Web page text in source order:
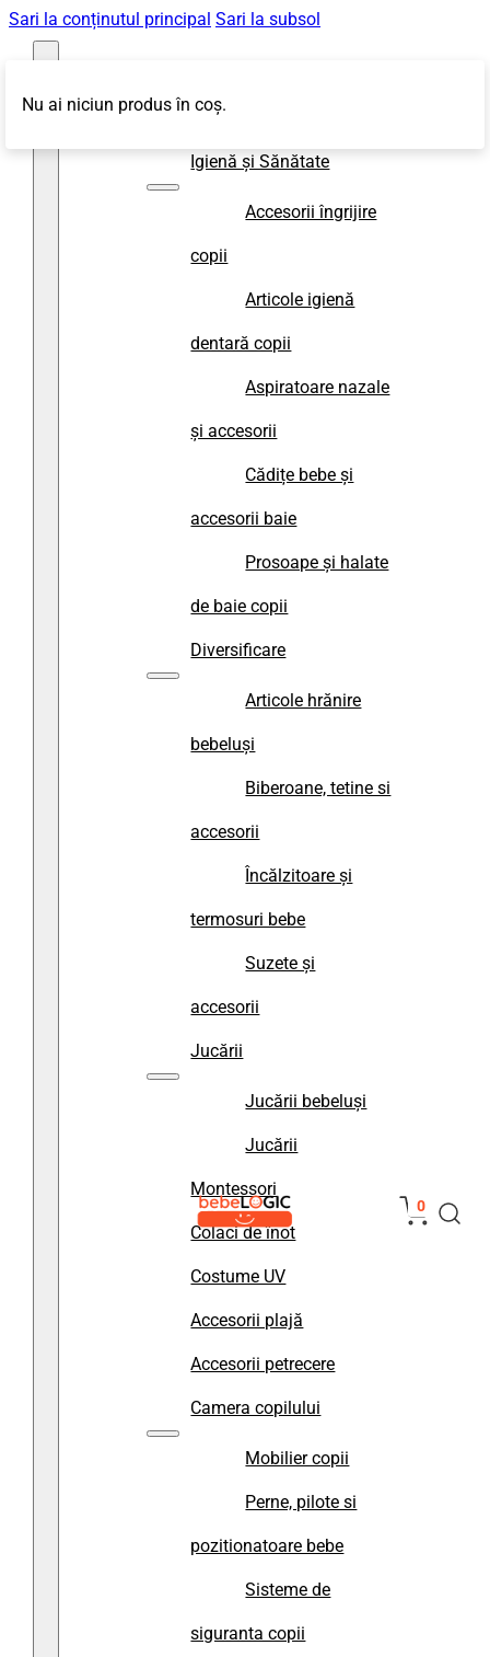
Sari la conținutul principal Sari la subsol
Igienă și Sănătate
Accesorii îngrijire
copii
Articole igienă
dentară copii
Aspiratoare nazale
și accesorii
Cădițe bebe și
accesorii baie
Prosoape și halate
de baie copii
Diversificare
Articole hrănire
bebeluși
Biberoane, tetine si
accesorii
Încălzitoare și
termosuri bebe
Suzete și
accesorii
Jucării
Jucării bebeluși
Jucării
Montessori
Colaci de înot
Costume UV
Accesorii plajă
Accesorii petrecere
Camera copilului
Mobilier copii
Perne, pilote si
pozitionatoare bebe
Sisteme de
siguranta copii
0
Nu ai niciun produs în coș.